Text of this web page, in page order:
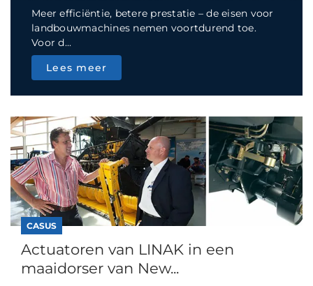
Meer efficiëntie, betere prestatie – de eisen voor
landbouwmachines nemen voortdurend toe.
Voor d...
Lees meer
CASUS
Actuatoren van LINAK in een
maaidorser van New...